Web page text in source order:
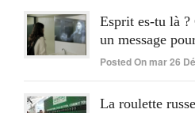
Esprit es-tu là ?
un message
Posted On mar 26
La roulette